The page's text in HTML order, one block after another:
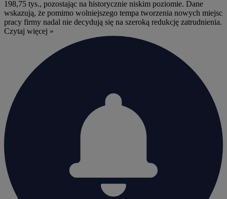
198,75 tys., pozostając na historycznie niskim poziomie. Dane
wskazują, że pomimo wolniejszego tempa tworzenia nowych miejsc
pracy firmy nadal nie decydują się na szeroką redukcję zatrudnienia.
Czytaj więcej »